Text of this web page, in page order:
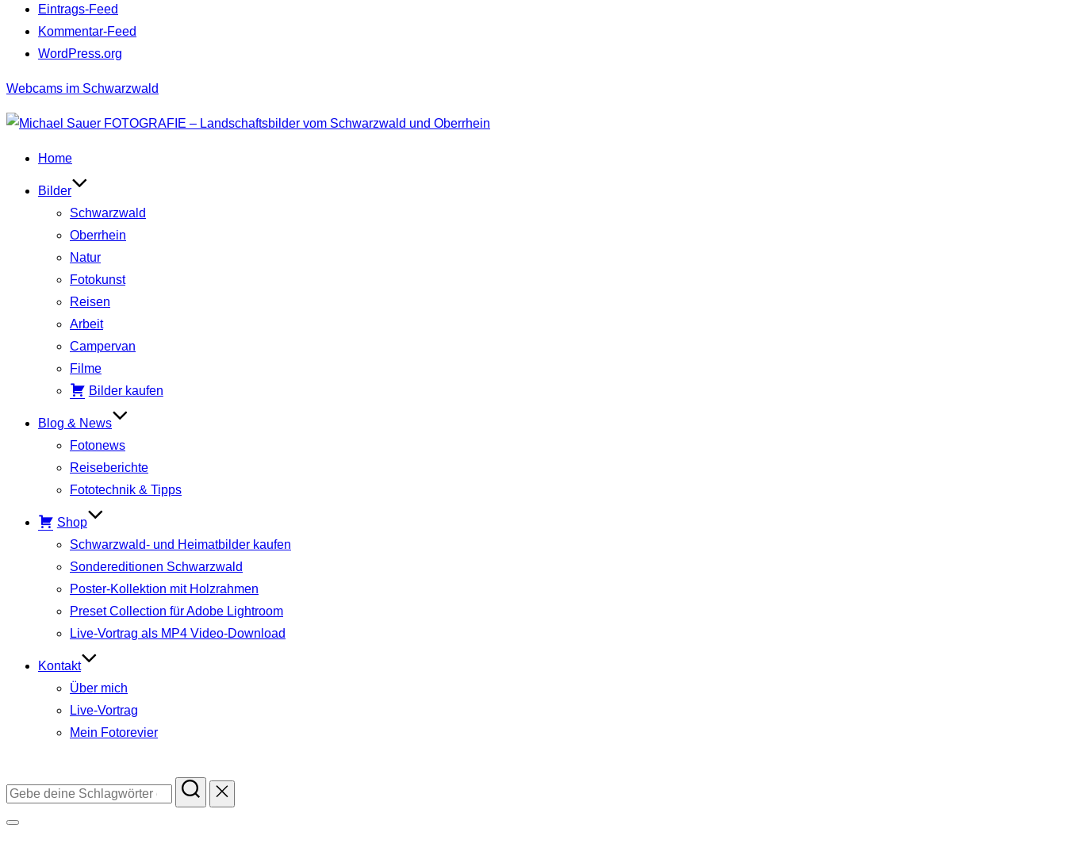
Eintrags-Feed
Kommentar-Feed
WordPress.org
Webcams im Schwarzwald
Zum
springen
Home
Bilder
Schwarzwald
Oberrhein
Natur
Fotokunst
Reisen
Arbeit
Campervan
Filme
Bilder kaufen
Blog & News
Fotonews
Reiseberichte
Fototechnik & Tipps
Shop
Schwarzwald- und Heimatbilder kaufen
Sondereditionen Schwarzwald
Poster-Kollektion mit Holzrahmen
Preset Collection für Adobe Lightroom
Live-Vortrag als MP4 Video-Download
Kontakt
Über mich
Live-Vortrag
Mein Fotorevier
Suchen